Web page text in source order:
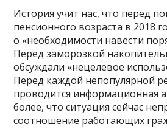
История учит нас, что перед
пенсионного возраста в 2018
о «необходимости навести
Перед заморозкой
обсуждали «нецелевое
Перед каждой непопулярной
проводится информационная
более, что ситуация сейчас
соотношение работающих